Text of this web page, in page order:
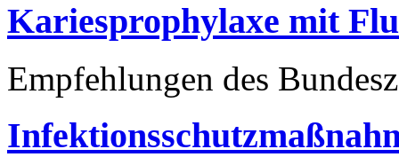
Kariesprophylaxe mit
Empfehlungen des